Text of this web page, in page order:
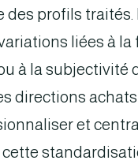
des profils
liées à la
à la subjectivité
directions
et